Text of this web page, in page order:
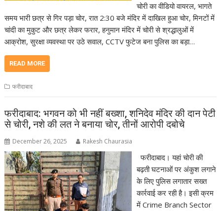
चोरी का वीडियो वायरल, भागते
समय भारी छत्र से गिर पड़ा चोर, रात 2:30 बजे मंदिर में दाखिल हुआ चोर, मिनटों में
चांदी का मुकुट और छत्र लेकर फरार, हनुमान मंदिर में चोरी से श्रद्धालुओं में
आक्रोश, सुरक्षा व्यवस्था पर उठे सवाल, CCTV फुटेज बना पुलिस का बड़ा…
READ MORE
फरीदाबाद
फरीदाबाद: भगवन को भी नहीं बख्शा, शनिदेव मंदिर की दान पेटी
से चोरी, नशे की लत ने बनाया चोर, तीनों आरोपी दबोचे
December 26, 2025 Rakesh Chaurasia
फरीदाबाद। यहां चोरी की
बढ़ती घटनाओं पर अंकुश लगाने
के लिए पुलिस लगातार सख्त
कार्रवाई कर रही है। इसी क्रम
में Crime Branch Sector